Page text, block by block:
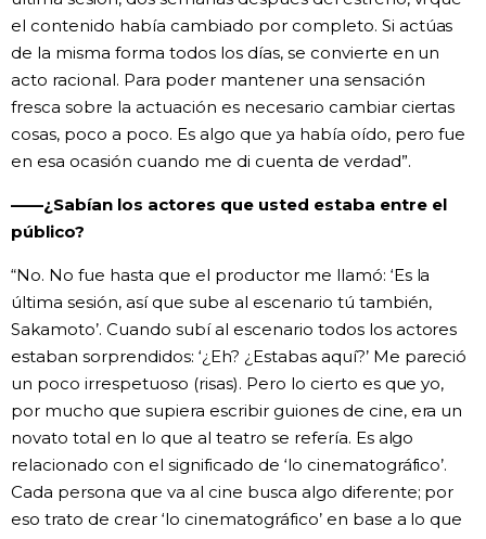
el contenido había cambiado por completo. Si actúas
de la misma forma todos los días, se convierte en un
acto racional. Para poder mantener una sensación
fresca sobre la actuación es necesario cambiar ciertas
cosas, poco a poco. Es algo que ya había oído, pero fue
en esa ocasión cuando me di cuenta de verdad”.
——¿Sabían los actores que usted estaba entre el
público?
“No. No fue hasta que el productor me llamó: ‘Es la
última sesión, así que sube al escenario tú también,
Sakamoto’. Cuando subí al escenario todos los actores
estaban sorprendidos: ‘¿Eh? ¿Estabas aquí?’ Me pareció
un poco irrespetuoso (risas). Pero lo cierto es que yo,
por mucho que supiera escribir guiones de cine, era un
novato total en lo que al teatro se refería. Es algo
relacionado con el significado de ‘lo cinematográfico’.
Cada persona que va al cine busca algo diferente; por
eso trato de crear ‘lo cinematográfico’ en base a lo que